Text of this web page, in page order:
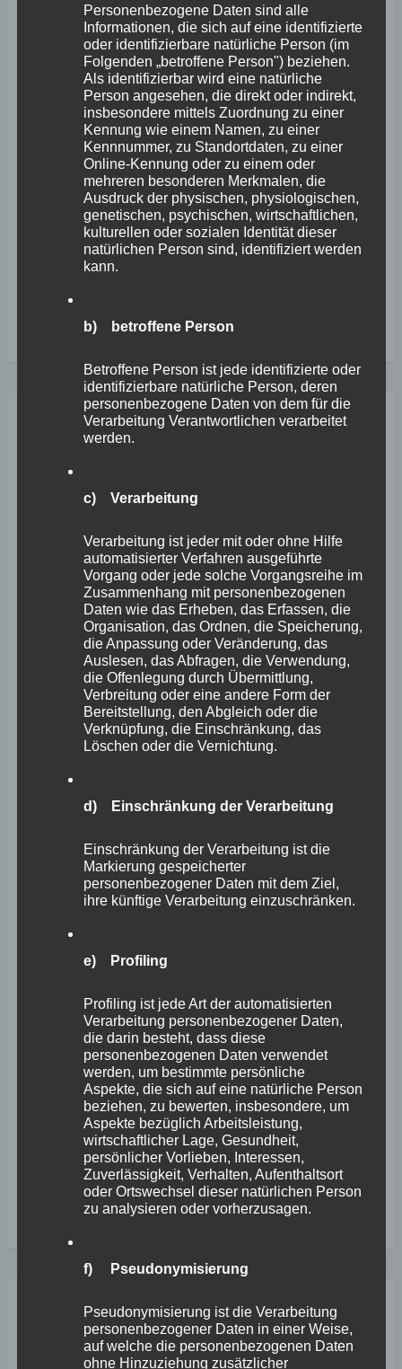
Stephan Wefelscheid
Wie die lokale Presse berichtete, drohe dem in
Altenkirchen ansässigen DRK-Krankenhaus die
Schließung, Teile der Notaufnahme seien bereits
geschlossen worden. Aus diesem Grund hatte die
Bürgerinitiative (BI) „Gute Gesundheitsversorgung im
Raiffeisenland“ zu einer Demonstration am 8. August
2024 aufgerufen. „Dass jetzt immer mehr Standorte
verkleinert, eingestampft und letztlich geschlossen
werden, zeigt, wie unser Gesundheitssystem über
Krankenhausschließung
unverantwortlich
Weiterlesen
Wefelscheid: FOC-Ausbau
gefährdet die Entwicklung
benachbarter Innenstädte
Stephan Wefelscheid
FREIE WÄHLER Fraktion macht dies zum Thema im
nächsten Wirtschaftsausschuss des Landtags
machen sich über alle Parteigrenzen hinweg Gedanken,
wie unsere Innenstädte gestärkt und ihnen neues Leben
eingehaucht werden könnte. Die Städte Andernach,
Mayen, Koblenz und Neuwied hatten sich deswegen
bereits 2021 gegen eine Erweiterung des Fashion Outlet
Center (FOC) Montabaur
Wefelscheid:
Entwicklung
benachbarter
Weiterlesen
Personenbezogene Daten sind alle
Informationen, die sich auf eine identifizierte
oder identifizierbare natürliche Person (im
Folgenden „betroffene Person") beziehen.
Als identifizierbar wird eine natürliche
Person angesehen, die direkt oder indirekt,
insbesondere mittels Zuordnung zu einer
Kennung wie einem Namen, zu einer
Kennnummer, zu Standortdaten, zu einer
Online-Kennung oder zu einem oder
mehreren besonderen Merkmalen, die
Ausdruck der physischen, physiologischen,
genetischen, psychischen, wirtschaftlichen,
kulturellen oder sozialen Identität dieser
natürlichen Person sind, identifiziert werden
kann.
b) betroffene Person
Betroffene Person ist jede identifizierte oder
identifizierbare natürliche Person, deren
personenbezogene Daten von dem für die
Verarbeitung Verantwortlichen verarbeitet
werden.
c) Verarbeitung
Verarbeitung ist jeder mit oder ohne Hilfe
automatisierter Verfahren ausgeführte
Vorgang oder jede solche Vorgangsreihe im
Zusammenhang mit personenbezogenen
Daten wie das Erheben, das Erfassen, die
Organisation, das Ordnen, die Speicherung,
die Anpassung oder Veränderung, das
Auslesen, das Abfragen, die Verwendung,
die Offenlegung durch Übermittlung,
Verbreitung oder eine andere Form der
Bereitstellung, den Abgleich oder die
Verknüpfung, die Einschränkung, das
Löschen oder die Vernichtung.
d) Einschränkung der Verarbeitung
Einschränkung der Verarbeitung ist die
Markierung gespeicherter
personenbezogener Daten mit dem Ziel,
ihre künftige Verarbeitung einzuschränken.
e) Profiling
Profiling ist jede Art der automatisierten
Verarbeitung personenbezogener Daten,
die darin besteht, dass diese
personenbezogenen Daten verwendet
werden, um bestimmte persönliche
Aspekte, die sich auf eine natürliche Person
beziehen, zu bewerten, insbesondere, um
Aspekte bezüglich Arbeitsleistung,
wirtschaftlicher Lage, Gesundheit,
persönlicher Vorlieben, Interessen,
Zuverlässigkeit, Verhalten, Aufenthaltsort
oder Ortswechsel dieser natürlichen Person
zu analysieren oder vorherzusagen.
f) Pseudonymisierung
Pseudonymisierung ist die Verarbeitung
personenbezogener Daten in einer Weise,
auf welche die personenbezogenen Daten
ohne Hinzuziehung zusätzlicher